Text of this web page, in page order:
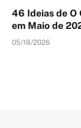
46 Ideias de O
em Maio de
05/18/2026